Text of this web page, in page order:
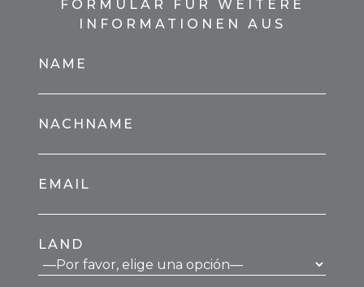
FORMULAR FÜR WEITERE
INFORMATIONEN AUS
NAME
NACHNAME
EMAIL
LAND